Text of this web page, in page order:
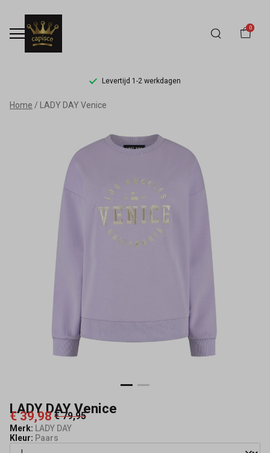
0
Levertijd 1-2 werkdagen
LADY
Venice
Capisce
Mode
Home LADY DAY Venice
LADY DAY Venice
€ 39,98 € 79,95
Merk: LADY DAY
Kleur: Paars